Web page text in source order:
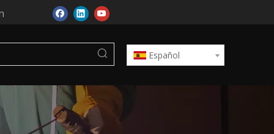
Español